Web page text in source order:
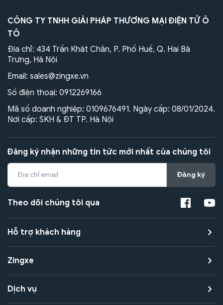
CÔNG TY TNHH GIẢI PHÁP THƯƠNG MẠI ĐIỆN TỬ Ô
TÔ
Địa chỉ: 434 Trần Khát Chân, P. Phố Huế, Q. Hai Bà
Trưng, Hà Nội
Email: sales@zingxe.vn
Số điện thoại: 0912269166
Mã số doanh nghiệp: 0109676491. Ngày cấp: 08/01/2024.
Nơi cấp: SKH & ĐT TP. Hà Nội
Đăng ký nhận những tin tức mới nhất của chúng tôi
Đăng ký
Theo dõi chúng tôi qua
Hỗ trợ khách hàng
Zingxe
Dịch vụ